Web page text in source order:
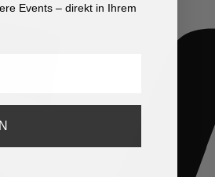
Events – direkt in Ihrem